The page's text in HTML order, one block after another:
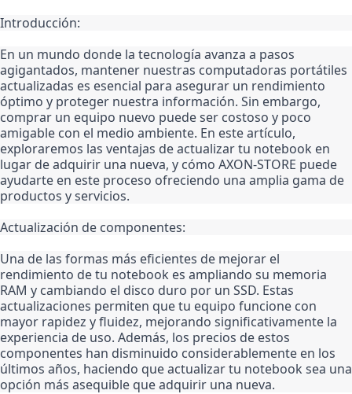
Introducción:
En un mundo donde la tecnología avanza a pasos
agigantados, mantener nuestras computadoras portátiles
actualizadas es esencial para asegurar un rendimiento
óptimo y proteger nuestra información. Sin embargo,
comprar un equipo nuevo puede ser costoso y poco
amigable con el medio ambiente. En este artículo,
exploraremos las ventajas de actualizar tu notebook en
lugar de adquirir una nueva, y cómo AXON-STORE puede
ayudarte en este proceso ofreciendo una amplia gama de
productos y servicios.
Actualización de componentes:
Una de las formas más eficientes de mejorar el
rendimiento de tu notebook es ampliando su memoria
RAM y cambiando el disco duro por un SSD. Estas
actualizaciones permiten que tu equipo funcione con
mayor rapidez y fluidez, mejorando significativamente la
experiencia de uso. Además, los precios de estos
componentes han disminuido considerablemente en los
últimos años, haciendo que actualizar tu notebook sea una
opción más asequible que adquirir una nueva.